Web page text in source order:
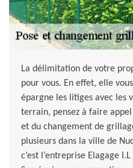
La délimitation de votre
pour vous. En effet, elle
épargne les litiges avec les
terrain, pensez à faire
et du changement de
plusieurs dans la ville de
c’est l’entreprise Elagage